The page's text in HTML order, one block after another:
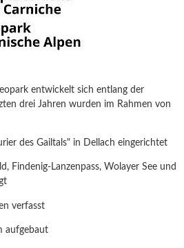
entwickelt sich entlang der
drei Jahren wurden im Rahmen von
des Gailtals" in Dellach eingerichtet
Findenig-Lanzenpass, Wolayer See und
verfasst
aufgebaut